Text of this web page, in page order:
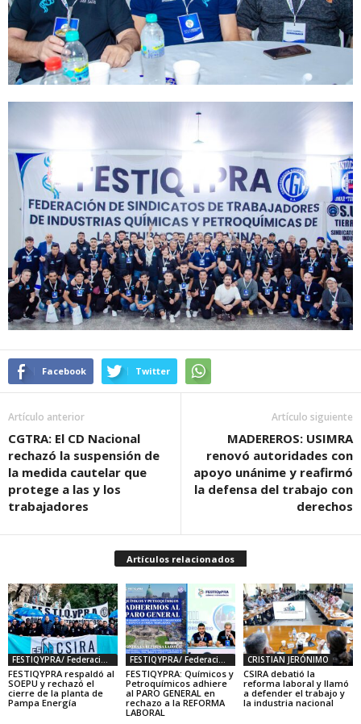
Facebook Twitter
Artículo anterior
CGTRA: El CD Nacional
rechazó la suspensión de
la medida cautelar que
protege a las y los
trabajadores
Artículo siguiente
MADEREROS: USIMRA
renovó autoridades con
apoyo unánime y reafirmó
la defensa del trabajo con
derechos
Artículos relacionados
FESTIQYPRA/ Federación Químicas y Petroquímicas
FESTIQYPRA respaldó al
SOEPU y rechazó el
cierre de la planta de
Pampa Energía
FESTIQYPRA/ Federación Químicas y Petroquímicas
FESTIQYPRA: Químicos y
Petroquímicos adhiere
al PARO GENERAL en
rechazo a la REFORMA
LABORAL
CRISTIAN JERÓNIMO
CSIRA debatió la
reforma laboral y llamó
a defender el trabajo y
la industria nacional